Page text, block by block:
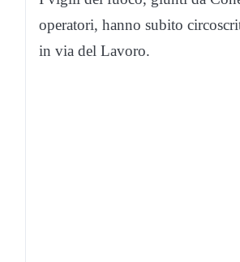
operatori, hanno subito
in via del Lavoro.